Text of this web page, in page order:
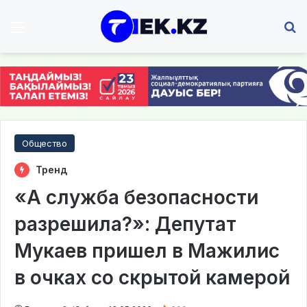
Общество
Тренд
«А служба безопасности
разрешила?»: Депутат
Мукаев пришел в Мажилис
в очках со скрытой камерой